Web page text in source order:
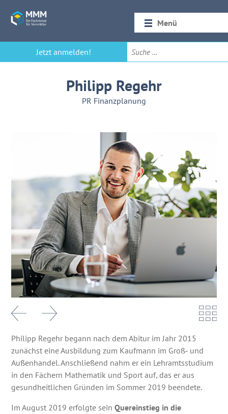
Menü
Startseite
Rückblick 2026
Jetzt anmelden!
Philipp Regehr
PR Finanzplanung
Philipp Regehr begann nach dem Abitur im Jahr 2015
zunächst eine Ausbildung zum Kaufmann im Groß‑ und
Außenhandel. Anschließend nahm er ein Lehramtsstudium
in den Fächern Mathematik und Sport auf, das er aus
gesundheitlichen Gründen im Sommer 2019 beendete.
Im August 2019 erfolgte seinQuereinstieg in die